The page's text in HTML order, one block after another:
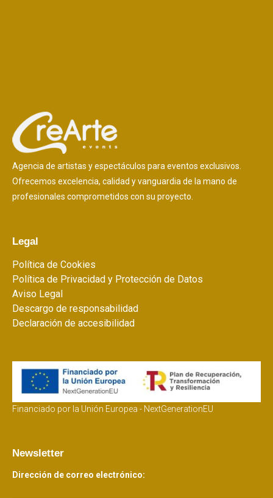
Agencia de artistas y espectáculos para eventos exclusivos.
Ofrecemos excelencia, calidad y vanguardia de la mano de
profesionales comprometidos con su proyecto.
Legal
Política de Cookies
Política de Privacidad y Protección de Datos
Aviso Legal
Descargo de responsabilidad
Declaración de accesibilidad
Financiado por la Unión Europea - NextGenerationEU
Newsletter
Dirección de correo electrónico: